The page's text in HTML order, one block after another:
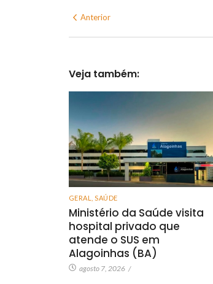
Anterior
Veja também:
GERAL SAÚDE
Ministério da Saúde visita
hospital privado que
atende o SUS em
Alagoinhas (BA)
agosto 7, 2026 /